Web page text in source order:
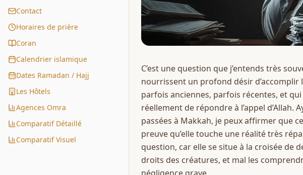
Contact
Horaires de prière
Coran
Calendrier islamique
Dates Ramadan / Hajj
Les Hôtels
Agences Omra
Comparatif Détaillé
Comparatif Visuel
C’est une question que j’entends très
nourrissent un profond désir d’accomplir
parfois anciennes, parfois récentes, et
réellement de répondre à l’appel d’Allah.
passées à Makkah, je peux affirmer que
preuve qu’elle touche une réalité très
question, car elle se situe à la croisée de
droits des créatures, et mal les